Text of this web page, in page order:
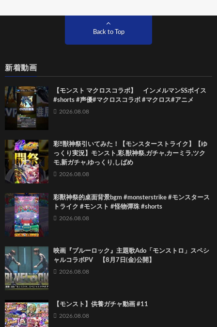
Back to Top
新着動画
【モンスト マクロスコラボ】 インメルマンSSボイス
#shorts #声優#マクロスコラボ #マクロス#アニメ
2026.08.08
彩‼獣神祭引いてみた！【モンスターストライク】【ゆ
っくり実況】モンスト,彩,獣神祭,ガチャ,カーミラ,ツク
モ,新ガチャ,ゆっくり,しばめ
2026.08.08
彩獸神祭的桌面背景bgm #monsterstrike #モンスタース
トライク #モンスト #怪物彈珠 #shorts
2026.08.08
映画『ブルーロック』主題歌Ado「モンストロ」スペシ
ャルコラボPV 【8月7日(金)公開】
2026.08.08
【モンスト】供養ガチャ動画 #11
2026.08.08